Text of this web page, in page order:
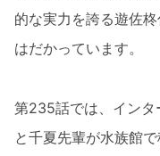
的な実力を誇る遊佐
はだかっています。
第235話では、インタ
と千夏先輩が水族館